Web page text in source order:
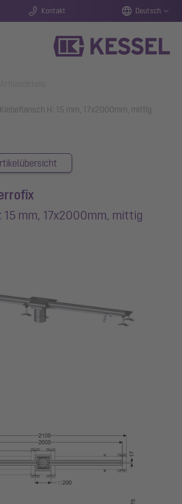
Kontakt Deutsch
H: 15 mm, 17x2000mm, mittig
15 mm, 17x2000mm, mittig